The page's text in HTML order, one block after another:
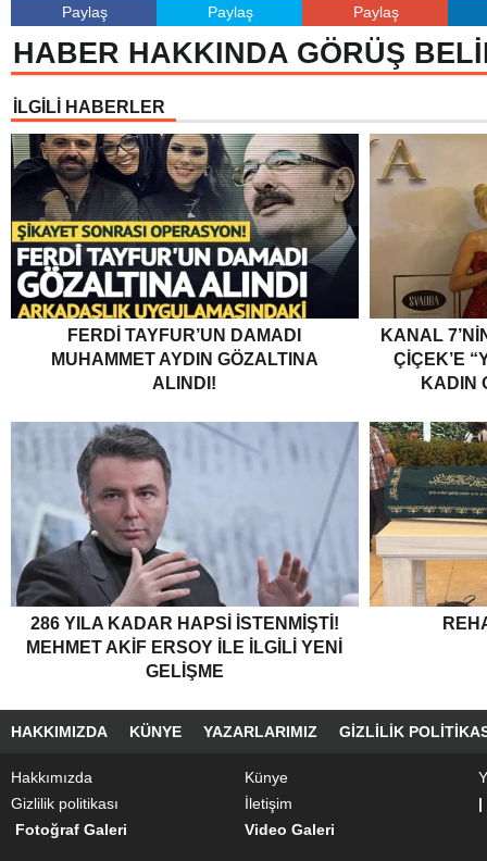
Paylaş Paylaş Paylaş
HABER HAKKINDA GÖRÜŞ
İLGİLİ HABERLER
FERDI TAYFUR’UN DAMADI
MUHAMMET AYDIN GÖZALTINA
ALINDI!
KANAL
ÇİÇEK’E
KADIN
286 YILA KADAR HAPSI ISTENMIŞTI!
MEHMET AKIF ERSOY ILE ILGILI YENI
GELIŞME
HAKKIMIZDA KÜNYE YAZARLARIMIZ GIZLILIK
Hakkımızda Künye
Gizlilik politikası
İletişim
|
Fotoğraf Galeri
Video Galeri